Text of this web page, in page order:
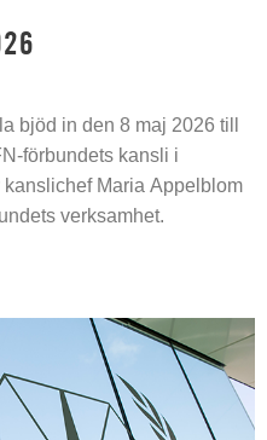
bjöd in den 8 maj 2026 till
förbundets kansli i
Maria Appelblom
verksamhet.